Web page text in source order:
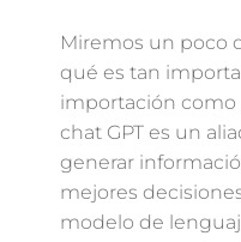
Miremos un poco
qué es tan
importación como
chat GPT es un
generar
mejores
modelo de